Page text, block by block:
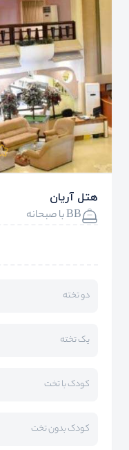
هتل آریان
BB با صبحانه
دو تخته
یک تخته
کودک با تخت
کودک بدون تخت